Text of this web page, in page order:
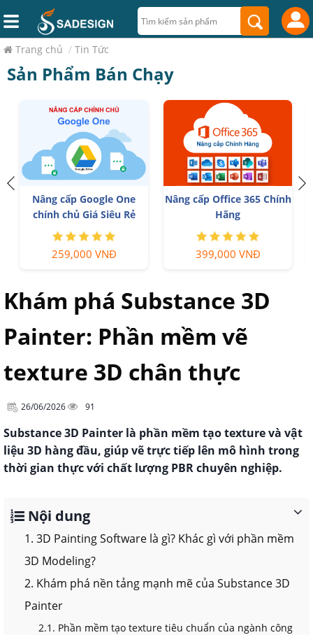
Trang chủ / Tin Tức
Sản Phẩm Bán Chạy
Nâng cấp Google One
chính chủ Giá Siêu Rẻ
259,000 VNĐ
Nâng cấp Office 365 Chính
Hãng
399,000 VNĐ
Khám phá Substance 3D
Painter: Phần mềm vẽ
texture 3D chân thực
26/06/2026 91
Substance 3D Painter là phần mềm tạo texture và vật
liệu 3D hàng đầu, giúp vẽ trực tiếp lên mô hình trong
thời gian thực với chất lượng PBR chuyên nghiệp.
Nội dung
1. 3D Painting Software là gì? Khác gì với phần mềm
3D Modeling?
2. Khám phá nền tảng mạnh mẽ của Substance 3D
Painter
2.1. Phần mềm tạo texture tiêu chuẩn của ngành công